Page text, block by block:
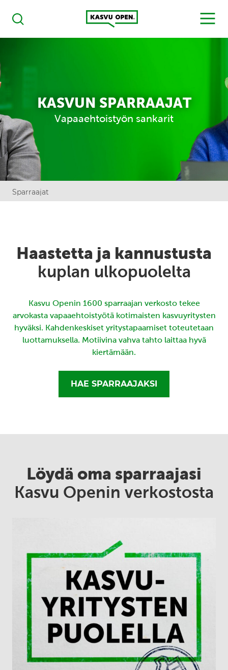
Haku
Kasvu Open
MENU
KASVUN SPARRAAJAT
Vapaaehtoistyön sankarit
Sparraajat
Haastetta ja kannustusta
kuplan ulkopuolelta
Kasvu Openin 1600 sparraajan verkosto tekee
arvokasta vapaaehtoistyötä kotimaisten kasvuyritysten
hyväksi. Kahdenkeskiset yritystapaamiset toteutetaan
luottamuksella. Motiivina vahva tahto laittaa hyvä
kiertämään.
HAE SPARRAAJAKSI
Löydä oma sparraajasi
Kasvu Openin verkostosta